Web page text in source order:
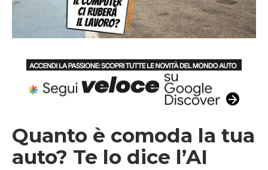
Quanto è comoda la tua
auto? Te lo dice l’AI